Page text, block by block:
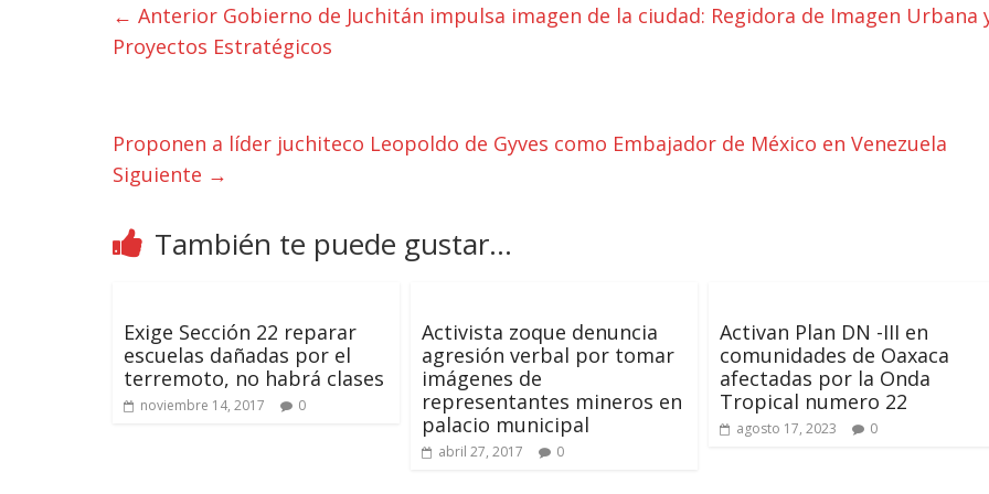
← Anterior Gobierno de Juchitán impulsa imagen de la ciudad: Regidora de Imagen Urbana
Proyectos Estratégicos
Proponen a líder juchiteco Leopoldo de Gyves como Embajador de México en Venezuela
Siguiente →
También te puede gustar...
Exige Sección 22 reparar
escuelas dañadas por el
terremoto, no habrá clases
noviembre 14, 2017 0
Activista zoque denuncia
agresión verbal por tomar
imágenes de
representantes mineros en
palacio municipal
abril 27, 2017 0
Activan Plan DN -III en
comunidades de Oaxaca
afectadas por la Onda
Tropical numero 22
agosto 17, 2023 0